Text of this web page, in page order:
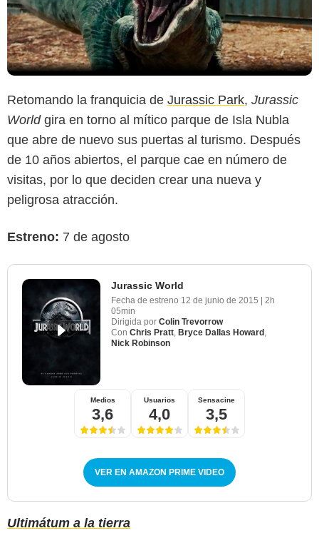
Retomando la franquicia de Jurassic Park, Jurassic
Worldgira en torno al mítico parque de Isla Nubla
que abre de nuevo sus puertas al turismo. Después
de 10 años abiertos, el parque cae en número de
visitas, por lo que deciden crear una nueva y
peligrosa atracción.
Estreno: 7 de agosto
Jurassic World
Fecha de estreno 12 de junio de 2015
2h
05min
Dirigida por Colin Trevorrow
Con Chris Pratt, Bryce Dallas Howard ,
Nick Robinson
Medios
3,6
Usuarios
4,0
Sensacine
3,5
VER EN AMAZON PRIME VIDEO
Ultimátum a la tierra